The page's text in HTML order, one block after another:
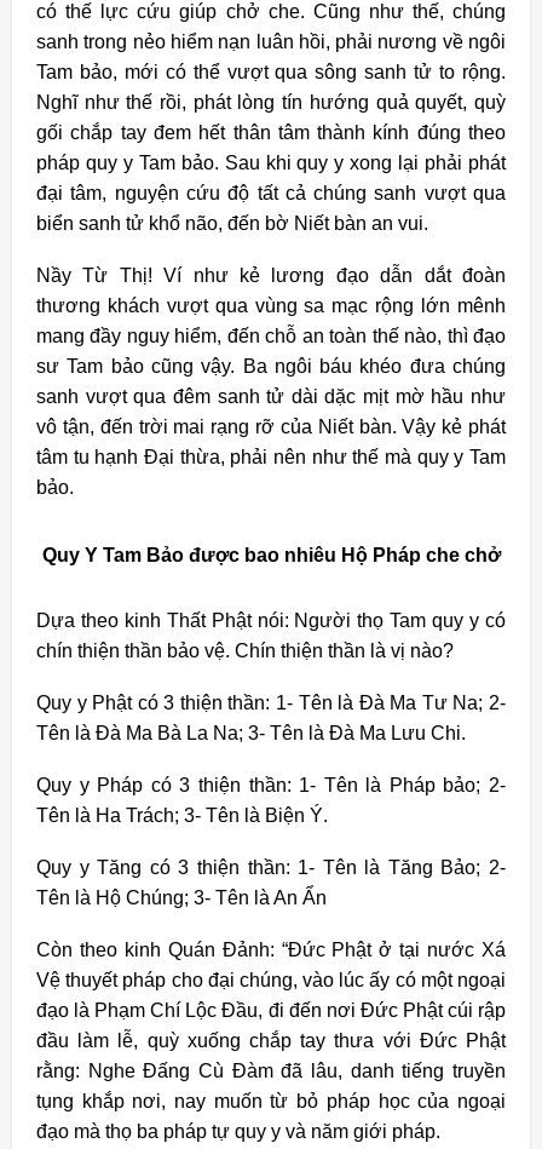
có thế lực cứu giúp chở che. Cũng như thế, chúng
sanh trong nẻo hiểm nạn luân hồi, phải nương về ngôi
Tam bảo, mới có thể vượt qua sông sanh tử to rộng.
Nghĩ như thế rồi, phát lòng tín hướng quả quyết, quỳ
gối chắp tay đem hết thân tâm thành kính đúng theo
pháp quy y Tam bảo. Sau khi quy y xong lại phải phát
đại tâm, nguyện cứu độ tất cả chúng sanh vượt qua
biển sanh tử khổ não, đến bờ Niết bàn an vui.
Nầy Từ Thị! Ví như kẻ lương đạo dẫn dắt đoàn
thương khách vượt qua vùng sa mạc rộng lớn mênh
mang đầy nguy hiểm, đến chỗ an toàn thế nào, thì đạo
sư Tam bảo cũng vậy. Ba ngôi báu khéo đưa chúng
sanh vượt qua đêm sanh tử dài dặc mịt mờ hầu như
vô tận, đến trời mai rạng rỡ của Niết bàn. Vậy kẻ phát
tâm tu hạnh Ðại thừa, phải nên như thế mà quy y Tam
bảo.
Quy Y Tam Bảo được bao nhiêu Hộ Pháp che chở
Dựa theo kinh Thất Phật nói: Người thọ Tam quy y có
chín thiện thần bảo vệ. Chín thiện thần là vị nào?
Quy y Phật có 3 thiện thần: 1- Tên là Đà Ma Tư Na; 2-
Tên là Đà Ma Bà La Na; 3- Tên là Đà Ma Lưu Chi.
Quy y Pháp có 3 thiện thần: 1- Tên là Pháp bảo; 2-
Tên là Ha Trách; 3- Tên là Biện Ý.
Quy y Tăng có 3 thiện thần: 1- Tên là Tăng Bảo; 2-
Tên là Hộ Chúng; 3- Tên là An Ẩn
Còn theo kinh Quán Đảnh: “Đức Phật ở tại nước Xá
Vệ thuyết pháp cho đại chúng, vào lúc ấy có một ngoại
đạo là Phạm Chí Lộc Đầu, đi đến nơi Đức Phật cúi rập
đầu làm lễ, quỳ xuống chắp taythưa với Đức Phật
rằng: Nghe Đấng Cù Đàm đã lâu, danh tiếng truyền
tụng khắp nơi, nay muốn từ bỏ pháp học của ngoại
đạo mà thọ ba pháp tự quy y và năm giới pháp.